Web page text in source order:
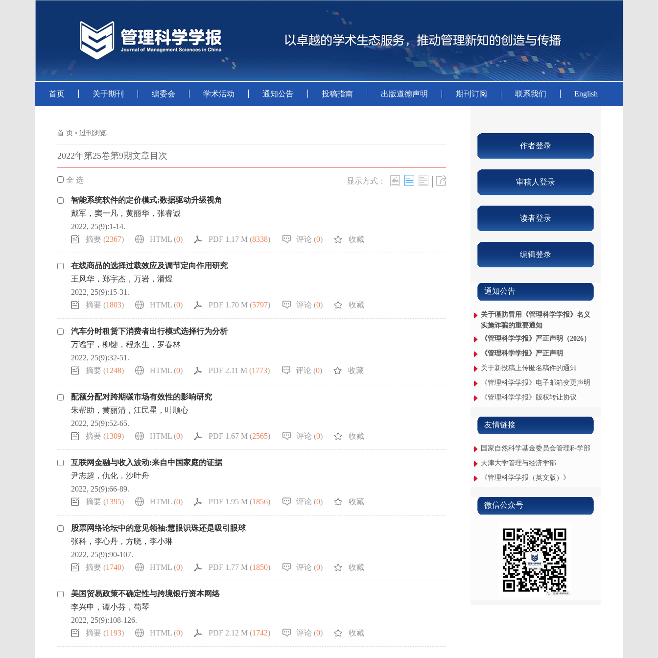
首页 关于期刊 编委会 学术活动 通知公告 投稿指南 出版道德声明 期刊订阅 联系我们 English
首 页 > 过刊浏览
2022年第25卷第9期文章目次
全 选 显示方式： |
智能系统软件的定价模式:数据驱动升级视角
戴军，窦一凡，黄丽华，张睿诚
2022, 25(9):1-14.
摘要 (2367) HTML (0) PDF 1.17 M (8338) 评论 (0) 收藏
在线商品的选择过载效应及调节定向作用研究
王风华，郑宇杰，万岩，潘煜
2022, 25(9):15-31.
摘要 (1803) HTML (0) PDF 1.70 M (5797) 评论 (0) 收藏
汽车分时租赁下消费者出行模式选择行为分析
万谧宇，柳键，程永生，罗春林
2022, 25(9):32-51.
摘要 (1248) HTML (0) PDF 2.11 M (1773) 评论 (0) 收藏
配额分配对跨期碳市场有效性的影响研究
朱帮助，黄丽清，江民星，叶顺心
2022, 25(9):52-65.
摘要 (1309) HTML (0) PDF 1.67 M (2565) 评论 (0) 收藏
互联网金融与收入波动:来自中国家庭的证据
尹志超，仇化，沙叶舟
2022, 25(9):66-89.
摘要 (1395) HTML (0) PDF 1.95 M (1856) 评论 (0) 收藏
股票网络论坛中的意见领袖:慧眼识珠还是吸引眼球
张科，李心丹，方晓，李小琳
2022, 25(9):90-107.
摘要 (1740) HTML (0) PDF 1.77 M (1850) 评论 (0) 收藏
美国贸易政策不确定性与跨境银行资本网络
李兴申，谭小芬，苟琴
2022, 25(9):108-126.
摘要 (1193) HTML (0) PDF 2.12 M (1742) 评论 (0) 收藏
作者登录
审稿人登录
读者登录
编辑登录
通知公告
关于谨防冒用《管理科学学报》名义
实施诈骗的重要通知
《管理科学学报》严正声明（2026）
《管理科学学报》严正声明
关于新投稿上传匿名稿件的通知
《管理科学学报》电子邮箱变更声明
《管理科学学报》版权转让协议
友情链接
国家自然科学基金委员会管理科学部
天津大学管理与经济学部
《管理科学学报（英文版）》
微信公众号